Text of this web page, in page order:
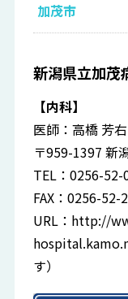
加茂市
新潟県立加茂
【内科】
医師：高橋 芳右
〒959-1397 新
TEL：0256-52-
FAX：0256-52-
URL： http://
す）